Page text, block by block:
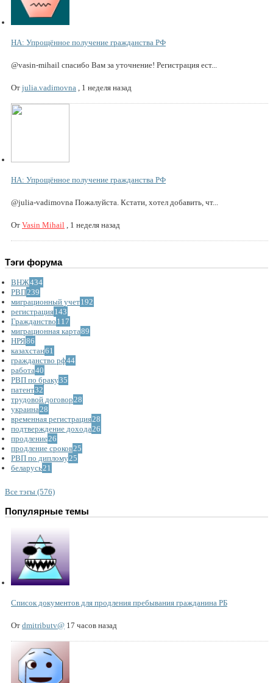
НА: Упрощённое получение гражданства РФ
@vasin-mihail спасибо Вам за уточнение! Регистрация ест...
От julia.vadimovna , 1 неделя назад
НА: Упрощённое получение гражданства РФ
@julia-vadimovna Пожалуйста. Кстати, хотел добавить, чт...
От Vasin Mihail , 1 неделя назад
Тэги форума
ВНЖ434
РВП239
миграционный учет192
регистрация143
Гражданство 117
миграционная карта89
НРЯ86
казахстан61
гражданство рф44
работа40
РВП по браку35
патент32
трудовой договор 28
украина 28
временная регистрация28
подтверждение дохода 26
продление26
продление сроков25
РВП по диплому25
беларусь21
Все тэгы (576)
Популярные темы
Список документов для продления пребывания гражданина РБ
От dmitributv@ 17 часов назад